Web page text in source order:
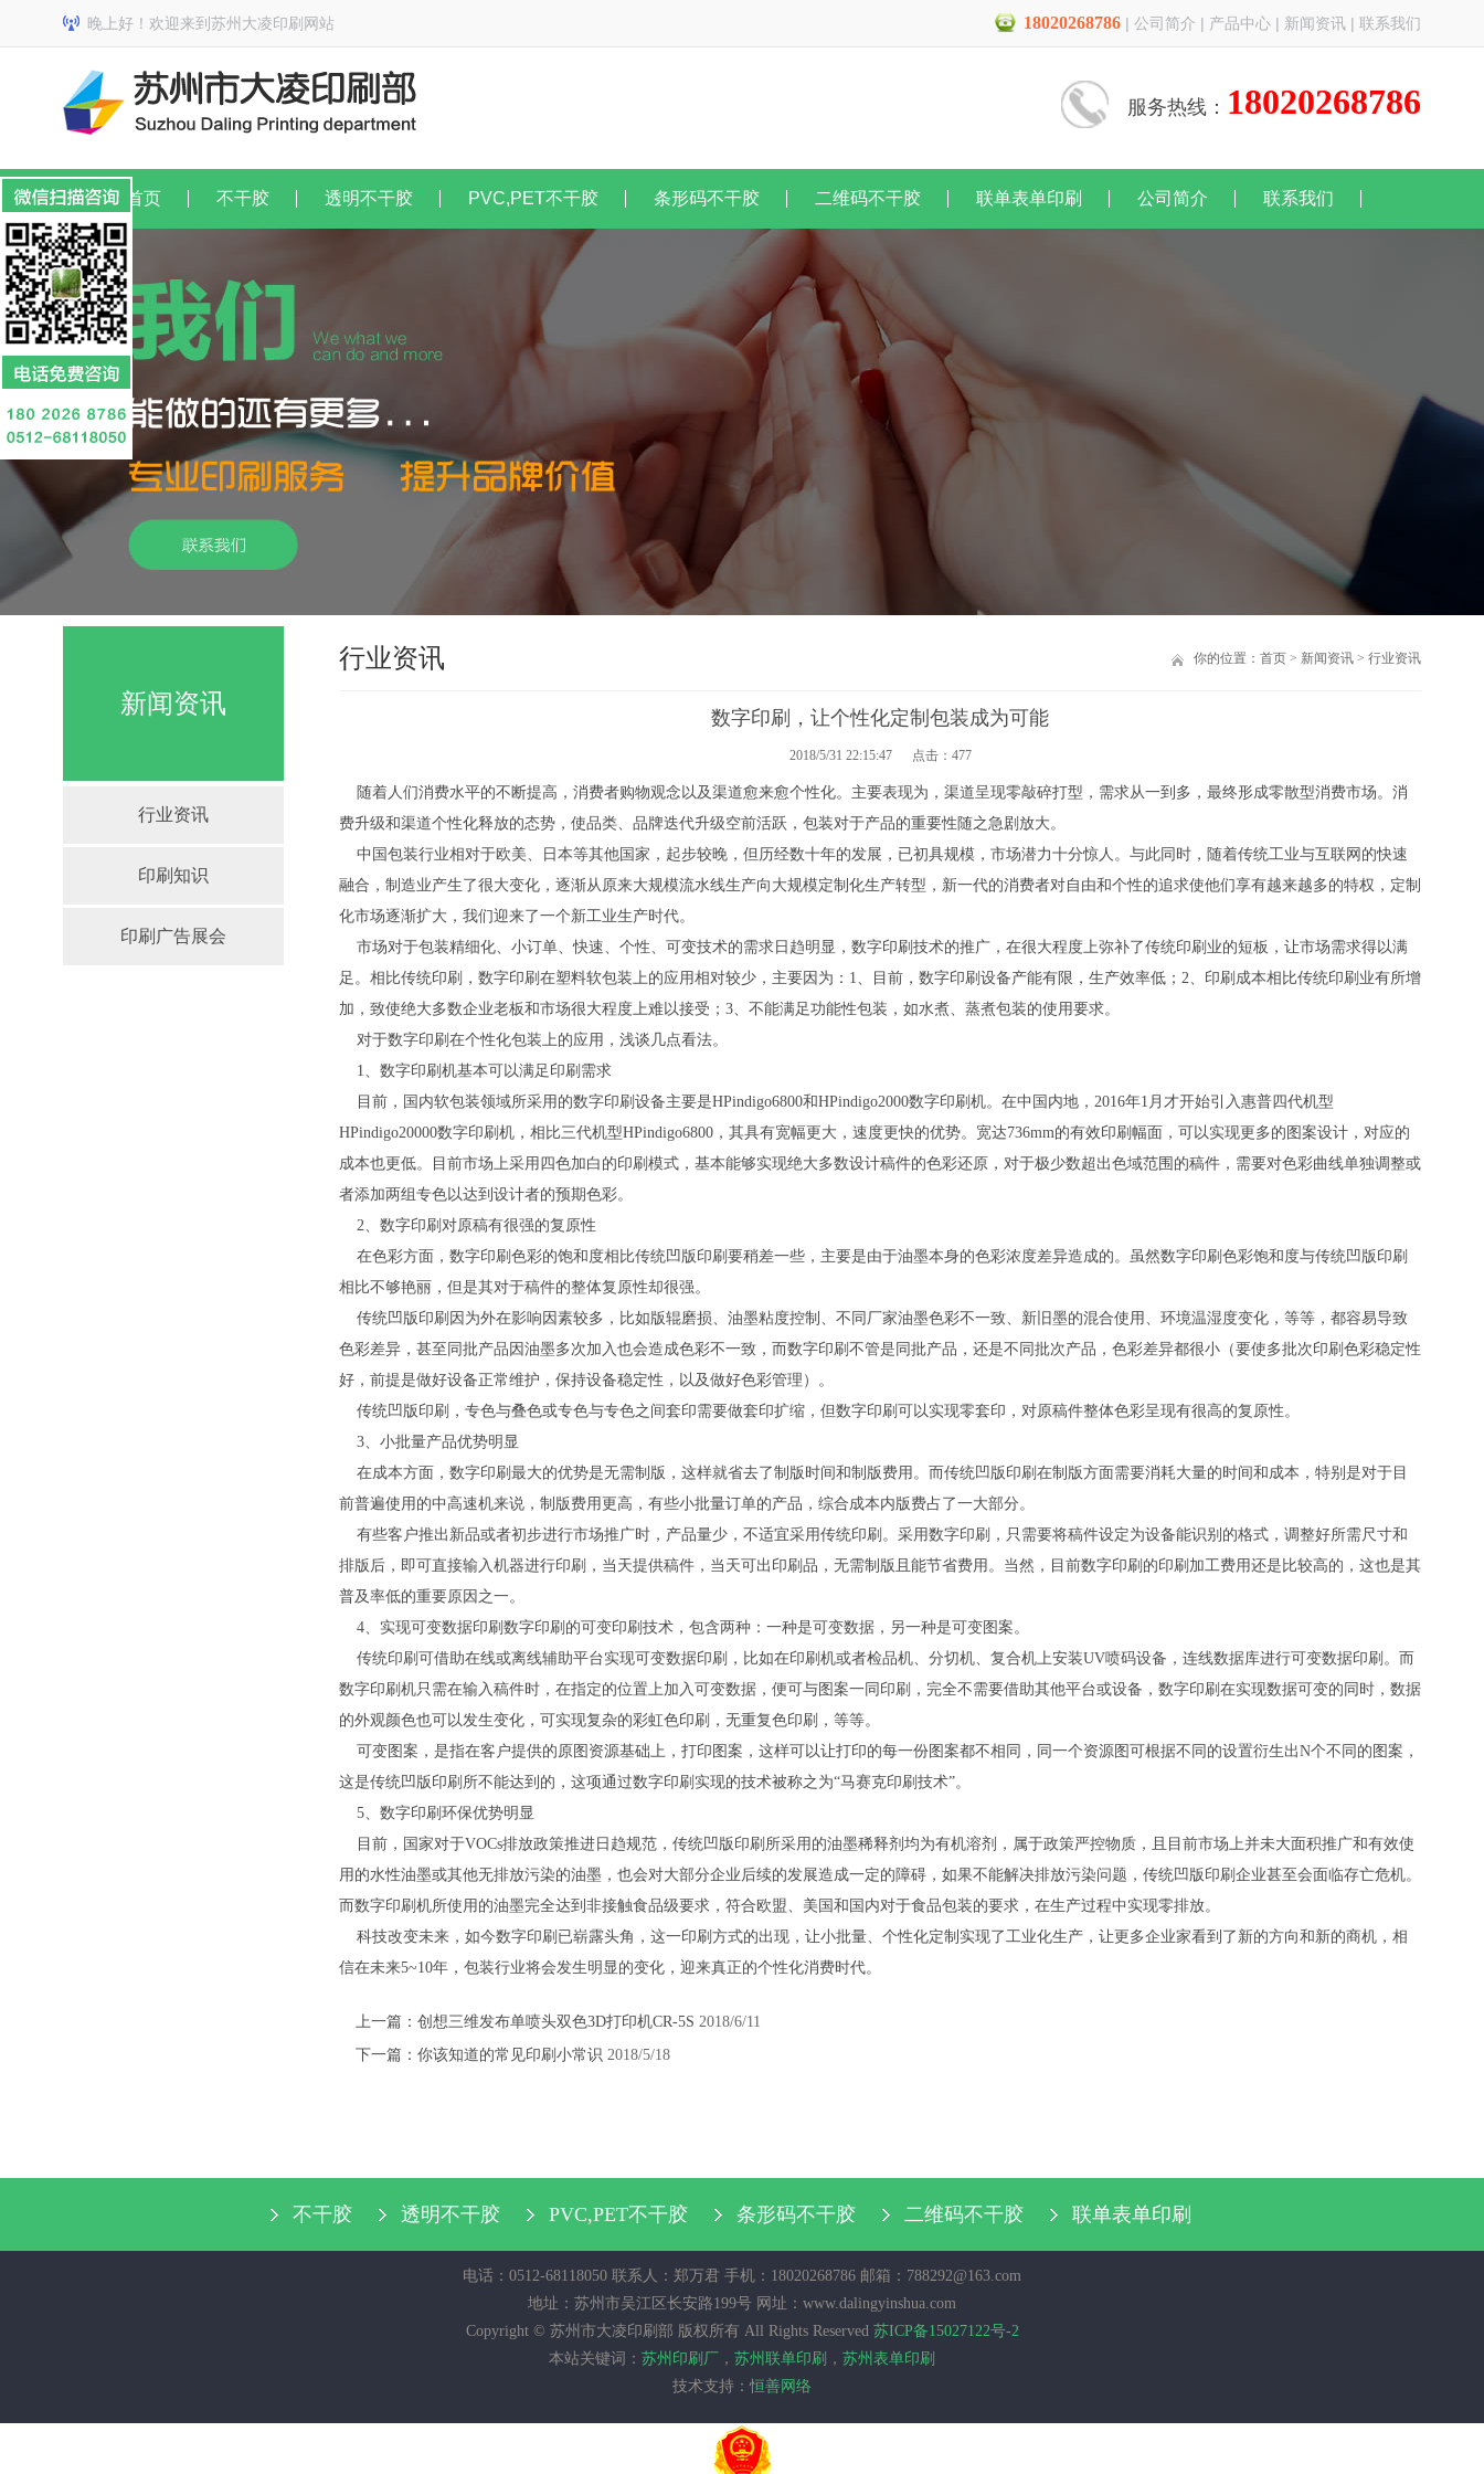
晚上好！欢迎来到苏州大凌印刷网站 18020268786 | 公司简介 | 产品中心 | 新闻资讯 | 联系我们
服务热线： 18020268786
网站首页 不干胶 透明不干胶 PVC,PET不干胶 条形码不干胶 二维码不干胶 联单表单印刷 公司简介 联系我们
1
新闻资讯
行业资讯
印刷知识
印刷广告展会
行业资讯 你的位置： 首页 > 新闻资讯 > 行业资讯
数字印刷，让个性化定制包装成为可能
2018/5/31 22:15:47 点击： 477
随着人们消费水平的不断提高，消费者购物观念以及渠道愈来愈个性化。主要表现为，渠道呈现零敲碎打型，需求从一到多，最终形成零散型消费市场。消
费升级和渠道个性化释放的态势，使品类、品牌迭代升级空前活跃，包装对于产品的重要性随之急剧放大。
中国包装行业相对于欧美、日本等其他国家，起步较晚，但历经数十年的发展，已初具规模，市场潜力十分惊人。与此同时，随着传统工业与互联网的快速
融合，制造业产生了很大变化，逐渐从原来大规模流水线生产向大规模定制化生产转型，新一代的消费者对自由和个性的追求使他们享有越来越多的特权，定制
化市场逐渐扩大，我们迎来了一个新工业生产时代。
市场对于包装精细化、小订单、快速、个性、可变技术的需求日趋明显，数字印刷技术的推广，在很大程度上弥补了传统印刷业的短板，让市场需求得以满
足。相比传统印刷，数字印刷在塑料软包装上的应用相对较少，主要因为：1、目前，数字印刷设备产能有限，生产效率低；2、印刷成本相比传统印刷业有所增
加，致使绝大多数企业老板和市场很大程度上难以接受；3、不能满足功能性包装，如水煮、蒸煮包装的使用要求。
对于数字印刷在个性化包装上的应用，浅谈几点看法。
1、数字印刷机基本可以满足印刷需求
目前，国内软包装领域所采用的数字印刷设备主要是HPindigo6800和HPindigo2000数字印刷机。在中国内地，2016年1月才开始引入惠普四代机型
HPindigo20000数字印刷机，相比三代机型HPindigo6800，其具有宽幅更大，速度更快的优势。宽达736mm的有效印刷幅面，可以实现更多的图案设计，对应的
成本也更低。目前市场上采用四色加白的印刷模式，基本能够实现绝大多数设计稿件的色彩还原，对于极少数超出色域范围的稿件，需要对色彩曲线单独调整或
者添加两组专色以达到设计者的预期色彩。
2、数字印刷对原稿有很强的复原性
在色彩方面，数字印刷色彩的饱和度相比传统凹版印刷要稍差一些，主要是由于油墨本身的色彩浓度差异造成的。虽然数字印刷色彩饱和度与传统凹版印刷
相比不够艳丽，但是其对于稿件的整体复原性却很强。
传统凹版印刷因为外在影响因素较多，比如版辊磨损、油墨粘度控制、不同厂家油墨色彩不一致、新旧墨的混合使用、环境温湿度变化，等等，都容易导致
色彩差异，甚至同批产品因油墨多次加入也会造成色彩不一致，而数字印刷不管是同批产品，还是不同批次产品，色彩差异都很小（要使多批次印刷色彩稳定性
好，前提是做好设备正常维护，保持设备稳定性，以及做好色彩管理）。
传统凹版印刷，专色与叠色或专色与专色之间套印需要做套印扩缩，但数字印刷可以实现零套印，对原稿件整体色彩呈现有很高的复原性。
3、小批量产品优势明显
在成本方面，数字印刷最大的优势是无需制版，这样就省去了制版时间和制版费用。而传统凹版印刷在制版方面需要消耗大量的时间和成本，特别是对于目
前普遍使用的中高速机来说，制版费用更高，有些小批量订单的产品，综合成本内版费占了一大部分。
有些客户推出新品或者初步进行市场推广时，产品量少，不适宜采用传统印刷。采用数字印刷，只需要将稿件设定为设备能识别的格式，调整好所需尺寸和
排版后，即可直接输入机器进行印刷，当天提供稿件，当天可出印刷品，无需制版且能节省费用。当然，目前数字印刷的印刷加工费用还是比较高的，这也是其
普及率低的重要原因之一。
4、实现可变数据印刷数字印刷的可变印刷技术，包含两种：一种是可变数据，另一种是可变图案。
传统印刷可借助在线或离线辅助平台实现可变数据印刷，比如在印刷机或者检品机、分切机、复合机上安装UV喷码设备，连线数据库进行可变数据印刷。而
数字印刷机只需在输入稿件时，在指定的位置上加入可变数据，便可与图案一同印刷，完全不需要借助其他平台或设备，数字印刷在实现数据可变的同时，数据
的外观颜色也可以发生变化，可实现复杂的彩虹色印刷，无重复色印刷，等等。
可变图案，是指在客户提供的原图资源基础上，打印图案，这样可以让打印的每一份图案都不相同，同一个资源图可根据不同的设置衍生出N个不同的图案，
这是传统凹版印刷所不能达到的，这项通过数字印刷实现的技术被称之为“马赛克印刷技术”。
5、数字印刷环保优势明显
目前，国家对于VOCs排放政策推进日趋规范，传统凹版印刷所采用的油墨稀释剂均为有机溶剂，属于政策严控物质，且目前市场上并未大面积推广和有效使
用的水性油墨或其他无排放污染的油墨，也会对大部分企业后续的发展造成一定的障碍，如果不能解决排放污染问题，传统凹版印刷企业甚至会面临存亡危机。
而数字印刷机所使用的油墨完全达到非接触食品级要求，符合欧盟、美国和国内对于食品包装的要求，在生产过程中实现零排放。
科技改变未来，如今数字印刷已崭露头角，这一印刷方式的出现，让小批量、个性化定制实现了工业化生产，让更多企业家看到了新的方向和新的商机，相
信在未来5~10年，包装行业将会发生明显的变化，迎来真正的个性化消费时代。
上一篇： 创想三维发布单喷头双色3D打印机CR-5S 2018/6/11
下一篇： 你该知道的常见印刷小常识 2018/5/18
不干胶 透明不干胶 PVC,PET不干胶 条形码不干胶 二维码不干胶 联单表单印刷
电话：0512-68118050 联系人：郑万君 手机：18020268786 邮箱：788292@163.com
地址：苏州市吴江区长安路199号 网址：www.dalingyinshua.com
Copyright © 苏州市大凌印刷部 版权所有 All Rights Reserved 苏ICP备15027122号-2
本站关键词： 苏州印刷厂 ， 苏州联单印刷 ， 苏州表单印刷
技术支持：恒善网络